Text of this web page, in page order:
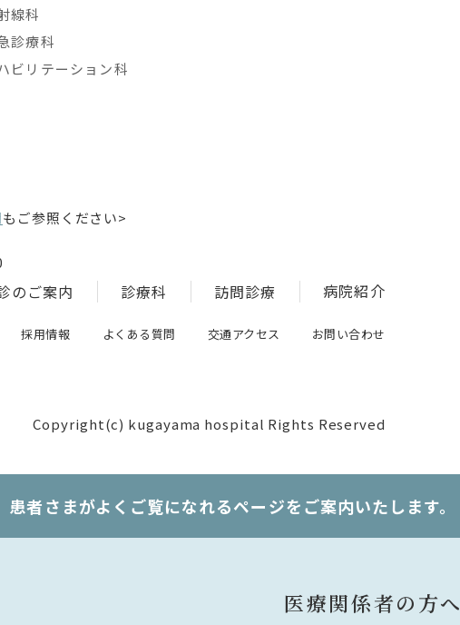
線科
診療科
ビリテーション科
もご参照ください>
のご案内 診療科 訪問診療 病院紹介
採用情報 よくある質問 交通アクセス お問い合わせ
Copyright(c) kugayama hospital Rights Reserved
者さまがよくご覧になれるページをご案内いたします。
医療関係者の方へ